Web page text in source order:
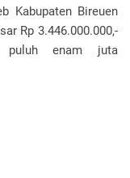
Kabupaten Bireuen
Rp 3.446.000.000,-
enam juta